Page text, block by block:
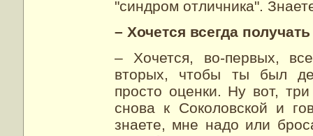
"синдром отличника".
– Хочется всегда
– Хочется, во-первых,
вторых, чтобы ты был
просто оценки. Ну вот,
снова к Соколовской и
знаете, мне надо или